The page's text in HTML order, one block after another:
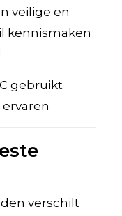
veilige en
kennismaken
gebruikt
verschilt